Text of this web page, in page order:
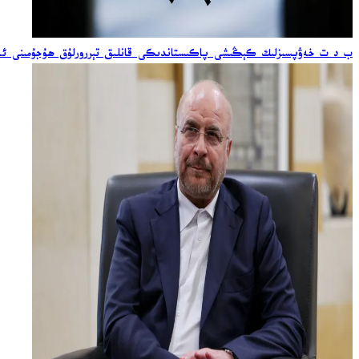
ب د ت خەۋپسىزلىك كېڭىشى پاكىستاندىكى قانلىق تېررورلۇق ھۇجۇمىنى